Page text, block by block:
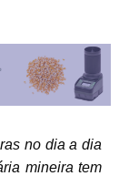
no dia a dia
mineira tem